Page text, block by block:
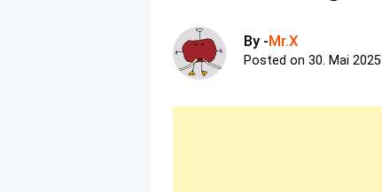
By -Mr.X
Posted on30. Mai 2025